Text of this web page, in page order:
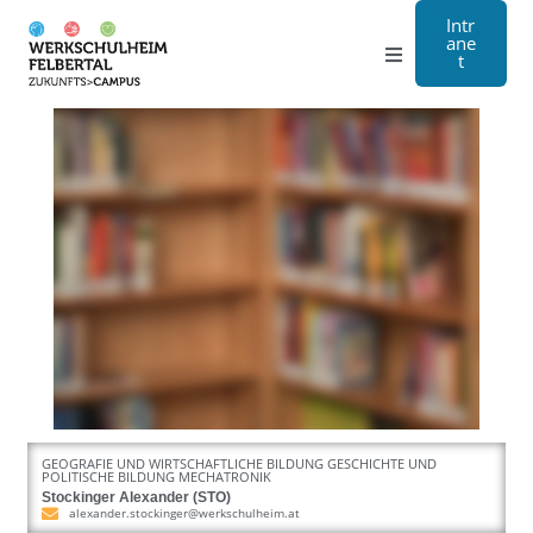
Gymnasium
Handwerk
Kontakt
EN
Intr
ane
t
GEOGRAFIE UND WIRTSCHAFTLICHE BILDUNG GESCHICHTE UND
POLITISCHE BILDUNG MECHATRONIK
Stockinger Alexander (STO)
alexander.stockinger@werkschulheim.at